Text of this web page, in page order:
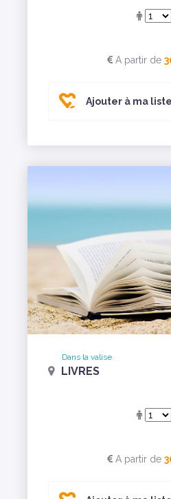
A partir de
Ajouter à ma liste
Dans la valise
LIVRES
A partir de